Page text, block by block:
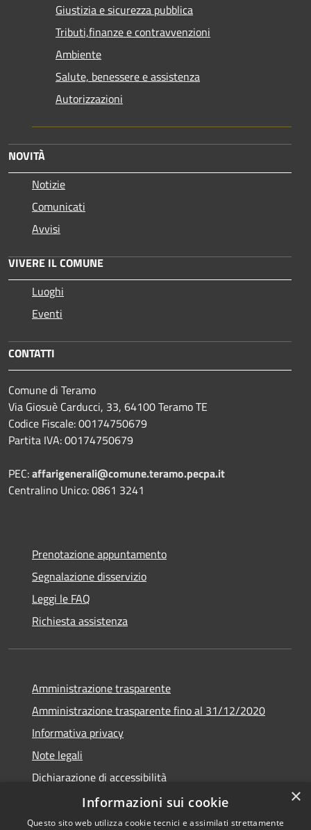
Giustizia e sicurezza pubblica
Tributi,finanze e contravvenzioni
Ambiente
Salute, benessere e assistenza
Autorizzazioni
NOVITÀ
Notizie
Comunicati
Avvisi
VIVERE IL COMUNE
Luoghi
Eventi
CONTATTI
Comune di Teramo
Via Giosuè Carducci, 33, 64100 Teramo TE
Codice Fiscale: 00174750679
Partita IVA: 00174750679
PEC:affarigenerali@comune.teramo.pecpa.it
Centralino Unico: 0861 3241
Prenotazione appuntamento
Segnalazione disservizio
Leggi le FAQ
Richiesta assistenza
Amministrazione trasparente
Amministrazione trasparente fino al 31/12/2020
Informativa privacy
Note legali
Dichiarazione di accessibilità
×
Informazioni sui cookie
Questo sito web utilizza cookie tecnici e assimilati strettamente